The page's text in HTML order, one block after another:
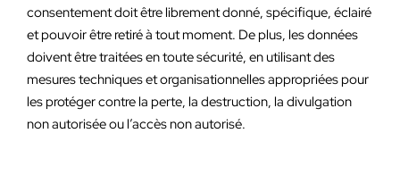
consentement doit être librement donné, spécifique, éclairé
et pouvoir être retiré à tout moment. De plus, les données
doivent être traitées en toute sécurité, en utilisant des
mesures techniques et organisationnelles appropriées pour
les protéger contre la perte, la destruction, la divulgation
non autorisée ou l’accès non autorisé.